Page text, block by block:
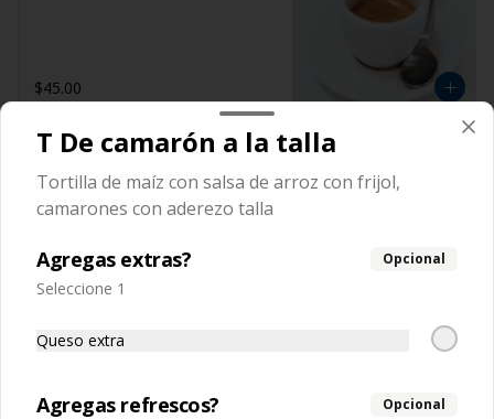
$45.00
Flan napolitano de la casa
$59.00
T De camarón a la talla
Tortilla de maíz con salsa de arroz con frijol,
camarones con aderezo talla
Agregas extras? Opcional
Seleccione 1
Queso extra
Agregas refrescos? Opcional